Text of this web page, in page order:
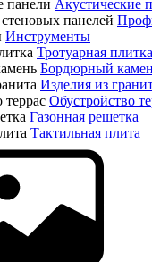
Акустические
Инструменты
Тротуарная плитка
Бордюрный
Изделия из
Обустройство
Газонная решетка
Тактильная плита